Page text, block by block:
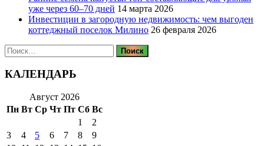
уже через 60–70 дней 14 марта 2026
Инвестиции в загородную недвижимость: чем выгоден
коттеджный поселок Милино 26 февраля 2026
Найти:
КАЛЕНДАРЬ
Август 2026
Пн Вт Ср Чт Пт Сб Вс
1
2
3
4 5 6 7 8
9